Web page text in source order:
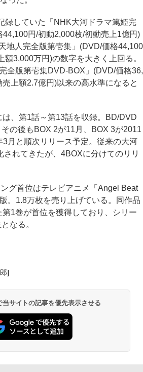
していた「NHK大河ドラマ篤姫完
円/初動2,000枚/初動売上1億円)
地人完全版第壱集」(DVD/価格44,100
額3,000万円)の数字を大きく上回る。
全版第壱集DVD-BOX」(DVD/価格36,
上額2.7億円)以来の高水準になると
、第1話～第13話を収録。BD/DVD
の後もBOX 2が11月、BOX 3が2011
月と順次リリース予定。従来の大河
されてきたが、4BOXに分けてのリリ
グ首位はテレビアニメ「Angel Beat
。1.8万枚を売り上げている。同作品
1巻が首位を獲得しており、シリー
なる。
]
サイトの記事を優先表示させる